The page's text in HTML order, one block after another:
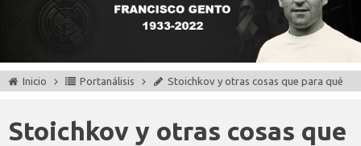
Inicio Portanálisis Stoichkov y otras cosas que para qué
Stoichkov y otras cosas que